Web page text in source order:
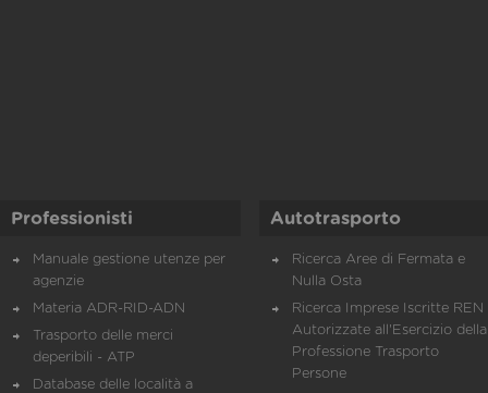
Professionisti
Manuale gestione utenze per
agenzie
Materia ADR-RID-ADN
Trasporto delle merci
deperibili - ATP
Database delle località a
Autotrasporto
Ricerca Aree di Fermata e
Nulla Osta
Ricerca Imprese Iscritte REN
Autorizzate all'Esercizio della
Professione Trasporto
Persone